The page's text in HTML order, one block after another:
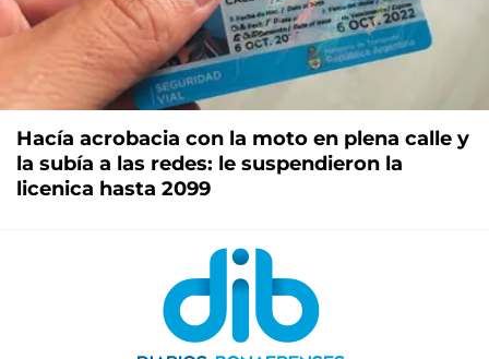
Hacía acrobacia con la moto en plena calle y
la subía a las redes: le suspendieron la
licenica hasta 2099